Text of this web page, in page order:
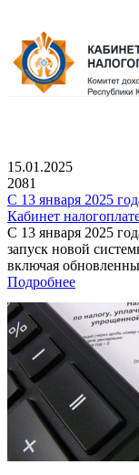
15.01.2025
2081
С 13 января 2025
Кабинет
С 13 января 2025
запуск новой
включая
Подробнее